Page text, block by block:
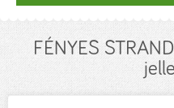
FÉNYES